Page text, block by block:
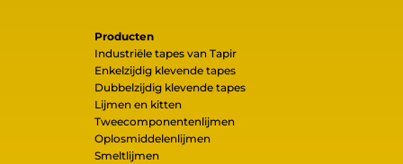
Producten
Industriële tapes van Tapir
Enkelzijdig klevende tapes
Dubbelzijdig klevende tapes
Lijmen en kitten
Tweecomponentenlijmen
Oplosmiddelenlijmen
Smeltlijmen